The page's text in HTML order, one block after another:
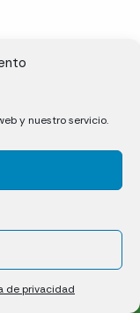
y nuestro servicio.
de privacidad